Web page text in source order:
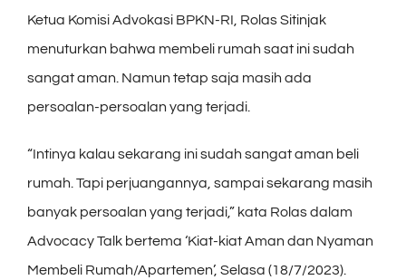
Ketua Komisi Advokasi BPKN-RI, Rolas Sitinjak
menuturkan bahwa membeli rumah saat ini sudah
sangat aman. Namun tetap saja masih ada
persoalan-persoalan yang terjadi.
“Intinya kalau sekarang ini sudah sangat aman beli
rumah. Tapi perjuangannya, sampai sekarang masih
banyak persoalan yang terjadi,” kata Rolas dalam
Advocacy Talk bertema ‘Kiat-kiat Aman dan Nyaman
Membeli Rumah/Apartemen’, Selasa (18/7/2023).